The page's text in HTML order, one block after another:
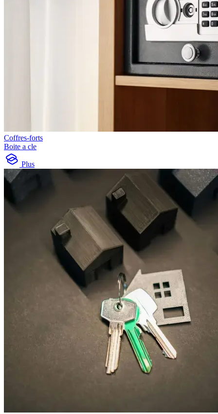
Coffres-forts
Boite a cle
Plus